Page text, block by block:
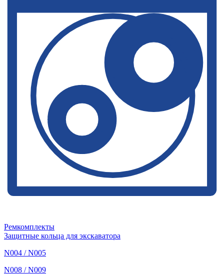
Ремкомплекты
Защитные кольца для экскаватора
N004 / N005
N008 / N009